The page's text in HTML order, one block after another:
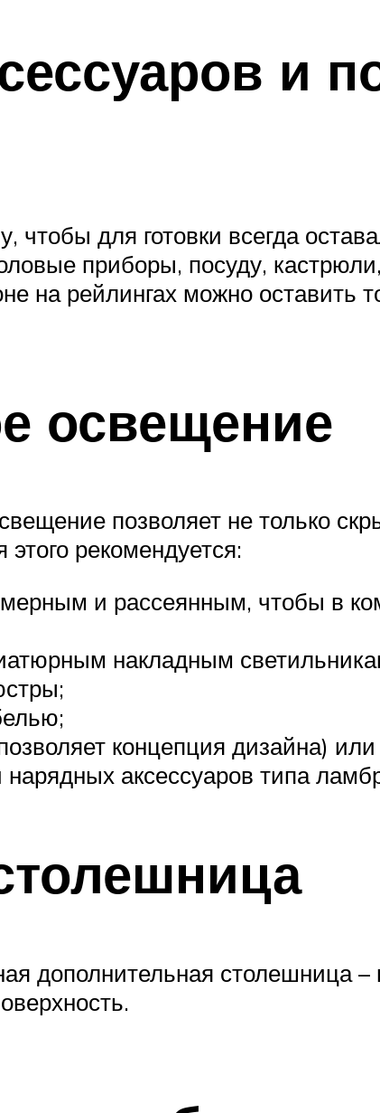
и
чтобы для готовки всегда
приборы, посуду,
на рейлингах можно оставить
освещение
позволяет не только
рекомендуется:
и рассеянным, чтобы в
накладным
концепция дизайна)
аксессуаров типа
дополнительная столешница